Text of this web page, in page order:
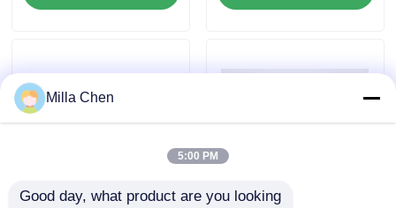
मामलों
फाइबर ऑप्टिक टर्मिनेशन बॉक्स
Milla Chen
5:00 PM
Good day, what product are you looking